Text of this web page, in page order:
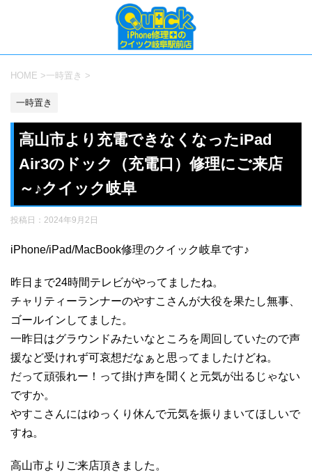
HOME >一時置き >
一時置き
高山市より充電できなくなったiPad
Air3のドック（充電口）修理にご来店
～♪クイック岐阜
投稿日： 2024年9月2日
iPhone/iPad/MacBook修理のクイック岐阜です♪
昨日まで24時間テレビがやってましたね。
チャリティーランナーのやすこさんが大役を果たし無事、
ゴールインしてました。
一昨日はグラウンドみたいなところを周回していたので声
援など受けれず可哀想だなぁと思ってましたけどね。
だって頑張れー！って掛け声を聞くと元気が出るじゃない
ですか。
やすこさんにはゆっくり休んで元気を振りまいてほしいで
すね。
高山市よりご来店頂きました。